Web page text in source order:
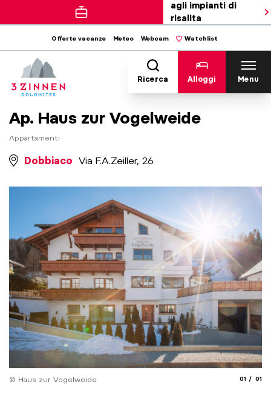
agli impianti di
risalita
Offerte vacanze Meteo Webcam Watchlist
Ricerca Alloggi Menu
Ap. Haus zur Vogelweide
Appartamenti
Dobbiaco Via F.A.Zeiller, 26
© Haus zur Vogelweide 01 01